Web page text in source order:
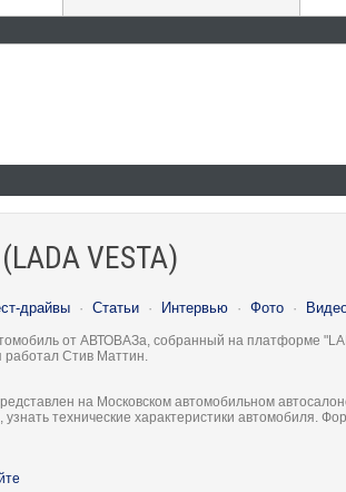
VESTA)
драйвы · Статьи · Интервью · Фото ·
от АВТОВАЗа, собранный на платформе
работал Стив Маттин.
на Московском автомобильном
узнать технические характеристики